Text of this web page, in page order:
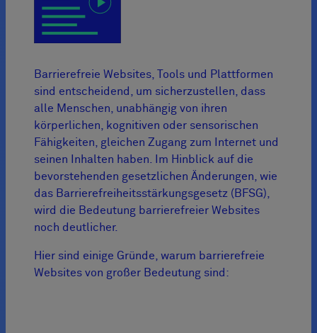
Barrierefreie Websites, Tools und Plattformen
sind entscheidend, um sicherzustellen, dass
alle Menschen, unabhängig von ihren
körperlichen, kognitiven oder sensorischen
Fähigkeiten, gleichen Zugang zum Internet und
seinen Inhalten haben. Im Hinblick auf die
bevorstehenden gesetzlichen Änderungen, wie
das Barrierefreiheitsstärkungsgesetz (BFSG),
wird die Bedeutung barrierefreier Websites
noch deutlicher.
Hier sind einige Gründe, warum barrierefreie
Websites von großer Bedeutung sind: